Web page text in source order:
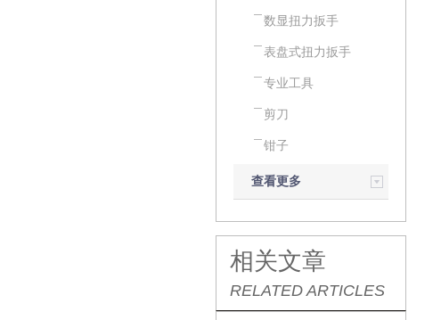
数显扭力扳手
表盘式扭力扳手
专业工具
剪刀
钳子
查看更多
相关文章
RELATED ARTICLES